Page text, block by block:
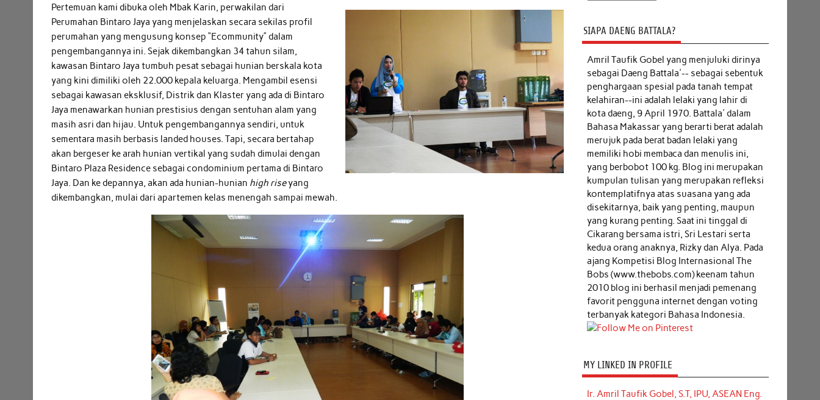
Pertemuan kami dibuka oleh Mbak Karin, perwakilan dari
Perumahan Bintaro Jaya yang menjelaskan secara sekilas profil
perumahan yang mengusung konsep “Ecommunity” dalam
pengembangannya ini. Sejak dikembangkan 34 tahun silam,
kawasan Bintaro Jaya tumbuh pesat sebagai hunian berskala kota
yang kini dimiliki oleh 22.000 kepala keluarga. Mengambil esensi
sebagai kawasan eksklusif, Distrik dan Klaster yang ada di Bintaro
Jaya menawarkan hunian prestisius dengan sentuhan alam yang
masih asri dan hijau. Untuk pengembangannya sendiri, untuk
sementara masih berbasis landed houses. Tapi, secara bertahap
akan bergeser ke arah hunian vertikal yang sudah dimulai dengan
Bintaro Plaza Residence sebagai condominium pertama di Bintaro
Jaya. Dan ke depannya, akan ada hunian-hunian high riseyang
dikembangkan, mulai dari apartemen kelas menengah sampai mewah.
SIAPA DAENG BATTALA?
Amril Taufik Gobel yang menjuluki dirinya
sebagai Daeng Battala'-- sebagai sebentuk
penghargaan spesial pada tanah tempat
kelahiran--ini adalah lelaki yang lahir di
kota daeng, 9 April 1970. Battala' dalam
Bahasa Makassar yang berarti berat adalah
merujuk pada berat badan lelaki yang
memiliki hobi membaca dan menulis ini,
yang berbobot 100 kg. Blog ini merupakan
kumpulan tulisan yang merupakan refleksi
kontemplatifnya atas suasana yang ada
disekitarnya, baik yang penting, maupun
yang kurang penting. Saat ini tinggal di
Cikarang bersama istri, Sri Lestari serta
kedua orang anaknya, Rizky dan Alya. Pada
ajang Kompetisi Blog Internasional The
Bobs (www.thebobs.com) keenam tahun
2010 blog ini berhasil menjadi pemenang
favorit pengguna internet dengan voting
terbanyak kategori Bahasa Indonesia.
MY LINKED IN PROFILE
Ir. Amril Taufik Gobel, S.T, IPU, ASEAN Eng.